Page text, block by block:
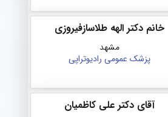
خانم دکتر الهه طلاسازفیروزی
مشهد
پزشک عمومی رادیوتراپی
آقای دکتر علی کاظمیان